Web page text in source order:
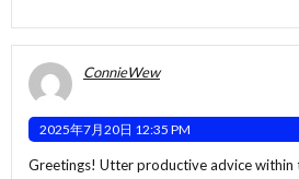
ConnieWew
2025年7月20日 12:35 PM
Greetings! Utter productive advice within